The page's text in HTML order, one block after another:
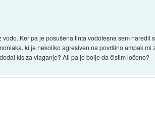
Ker pa je posušena tinta vodotesna sem naredil
ki je nekoliko agresiven na površino ampak mi
kis za vlaganje? Ali pa je bolje da čistim ločeno?